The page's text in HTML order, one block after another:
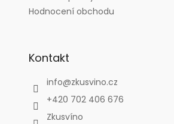
Hodnocení obchodu
Kontakt
info@zkusvino.cz
+420 702 406 676
Zkusvíno